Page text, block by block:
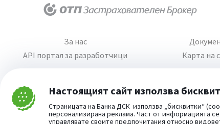
Затвори Настоящият сайт използва
Страницата на Банка ДСК използва „бисквитки“
персонализирана реклама. Част от информацията
управлявате своите предпочитания относно
За нас
API портал за разработчици
Карта на
Cookie consent change